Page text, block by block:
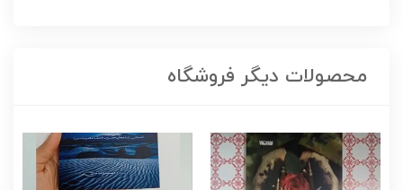
محصولات دیگر فروشگاه